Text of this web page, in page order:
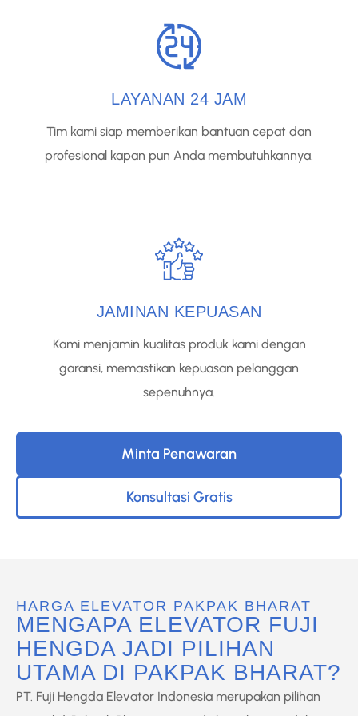
LAYANAN 24 JAM
Tim kami siap memberikan bantuan cepat dan
profesional kapan pun Anda membutuhkannya.
JAMINAN KEPUASAN
Kami menjamin kualitas produk kami dengan
garansi, memastikan kepuasan pelanggan
sepenuhnya.
Minta Penawaran
Konsultasi Gratis
HARGA ELEVATOR PAKPAK BHARAT
MENGAPA ELEVATOR FUJI
HENGDA JADI PILIHAN
UTAMA DI PAKPAK BHARAT?
PT. Fuji Hengda Elevator Indonesia merupakan pilihan